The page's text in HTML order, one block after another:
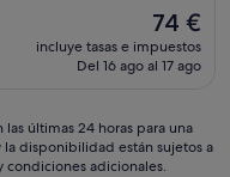
El
precio
actual
74 €
74 €
incluye tasas e impuestos
Del 16 ago al 17 ago
últimas 24 horas para una
la disponibilidad están sujetos a
condiciones adicionales.